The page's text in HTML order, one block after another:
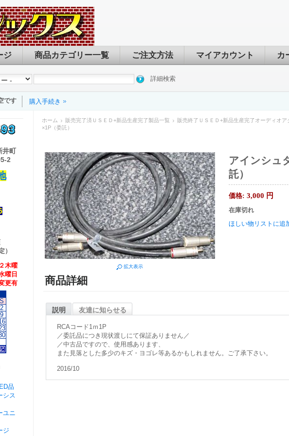
ジ 商品カテゴリー一覧 ご注文方法 マイアカウント カ
詳細検索
です 購入手続き
ホーム 販売完了済ＵＳＥＤ+新品生産完了製品一覧 販売終了ＵＳＥＤ+新品生産完了オーディオア
×1P（委託）
拡大表示
アインシュ
託）
価格: 3,000 円
在庫切れ
ほしい物リストに追
商品詳細
説明 友達に知らせる
RCAコード1ｍ1P
／委託品につき現状渡しにて保証ありません／
／中古品ですので、使用感あります、
また見落とした多少のキズ・ヨゴレ等あるかもしれません。ご了承下さい。
2016/10
井町
木曜
曜日
有
S
2
9
品
シス
ユニ
ジ